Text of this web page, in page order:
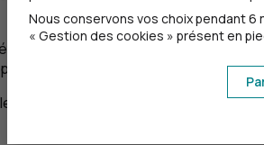
vous ne serez tenu
vous pouvez y mettre fin à tout
Nous conservons vos choix pendant 6
« Gestion des cookies » présent en